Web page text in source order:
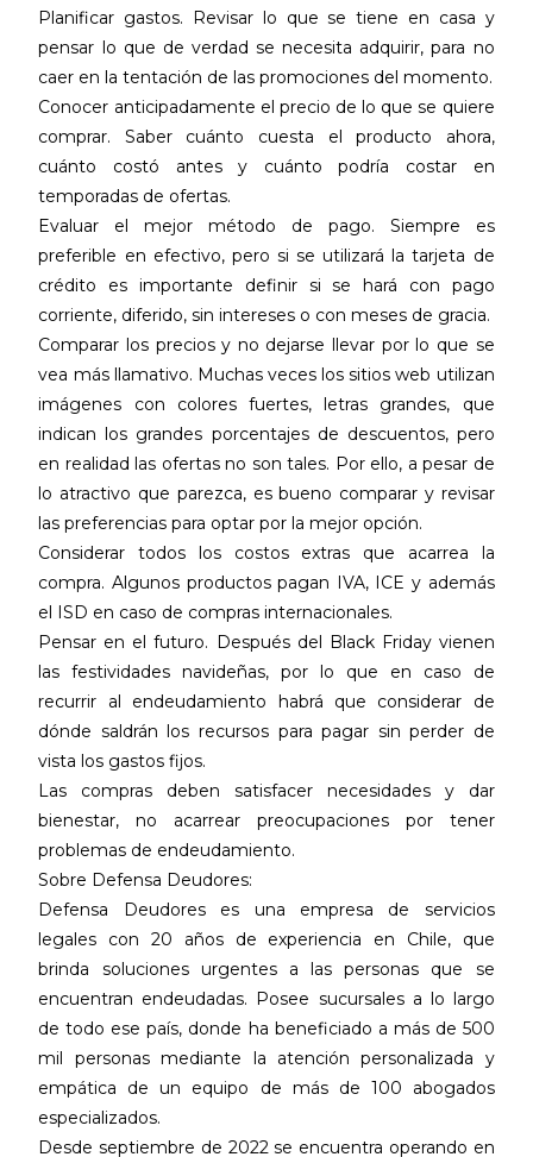
Planificar gastos. Revisar lo que se tiene en casa y
pensar lo que de verdad se necesita adquirir, para no
caer en la tentación de las promociones del momento.
Conocer anticipadamente el precio de lo que se quiere
comprar. Saber cuánto cuesta el producto ahora,
cuánto costó antes y cuánto podría costar en
temporadas de ofertas.
Evaluar el mejor método de pago. Siempre es
preferible en efectivo, pero si se utilizará la tarjeta de
crédito es importante definir si se hará con pago
corriente, diferido, sin intereses o con meses de gracia.
Comparar los precios y no dejarse llevar por lo que se
vea más llamativo. Muchas veces los sitios web utilizan
imágenes con colores fuertes, letras grandes, que
indican los grandes porcentajes de descuentos, pero
en realidad las ofertas no son tales. Por ello, a pesar de
lo atractivo que parezca, es bueno comparar y revisar
las preferencias para optar por la mejor opción.
Considerar todos los costos extras que acarrea la
compra. Algunos productos pagan IVA, ICE y además
el ISD en caso de compras internacionales.
Pensar en el futuro. Después del Black Friday vienen
las festividades navideñas, por lo que en caso de
recurrir al endeudamiento habrá que considerar de
dónde saldrán los recursos para pagar sin perder de
vista los gastos fijos.
Las compras deben satisfacer necesidades y dar
bienestar, no acarrear preocupaciones por tener
problemas de endeudamiento.
Sobre Defensa Deudores:
Defensa Deudores es una empresa de servicios
legales con 20 años de experiencia en Chile, que
brinda soluciones urgentes a las personas que se
encuentran endeudadas. Posee sucursales a lo largo
de todo ese país, donde ha beneficiado a más de 500
mil personas mediante la atención personalizada y
empática de un equipo de más de 100 abogados
especializados.
Desde septiembre de 2022 se encuentra operando en